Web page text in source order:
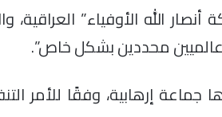
الله الأوفياء” العراقية،
عالميين محددين بشكل خاص”.